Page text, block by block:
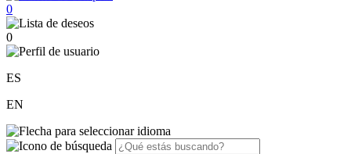
0
0
ES
EN